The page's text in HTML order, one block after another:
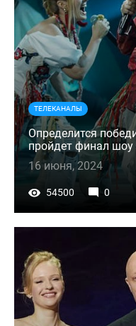
ТЕЛЕКАНАЛЫ
Определится
пройдет финал шоу
16 июня, 2024
54500 0